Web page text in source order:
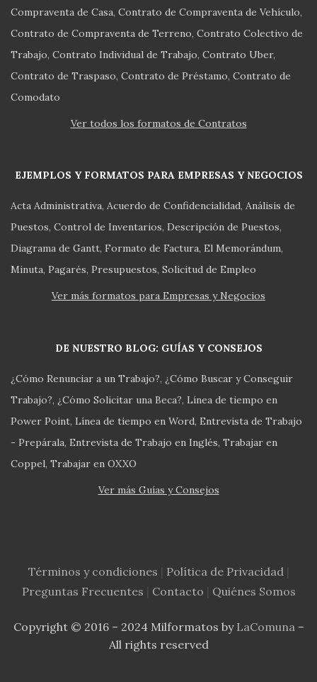
Compraventa de Casa Contrato de Compraventa de Vehículo
Contrato de Compraventa de Terreno Contrato Colectivo de
Trabajo Contrato Individual de Trabajo Contrato Uber
Contrato de Traspaso Contrato de Préstamo Contrato de
Comodato
Ver todos los formatos de Contratos
EJEMPLOS Y FORMATOS PARA EMPRESAS Y NEGOCIOS
Acta Administrativa Acuerdo de Confidencialidad Análisis de
Puestos Control de Inventarios Descripción de Puestos
Diagrama de Gantt Formato de Factura El Memorándum
Minuta Pagarés Presupuestos Solicitud de Empleo
Ver más formatos para Empresas y Negocios
DE NUESTRO BLOG: GUÍAS Y CONSEJOS
¿Cómo Renunciar a un Trabajo? ¿Cómo Buscar y Conseguir
Trabajo? ¿Cómo Solicitar una Beca? Línea de tiempo en
Power Point Línea de tiempo en Word Entrevista de Trabajo
- Prepárala Entrevista de Trabajo en Inglés Trabajar en
Coppel Trabajar en OXXO
Ver más Guías y Consejos
Términos y condiciones Política de Privacidad
Preguntas Frecuentes
Contacto Quiénes Somos
Copyright © 2016 – 2024 Milformatos by LaComuna –
All rights reserved